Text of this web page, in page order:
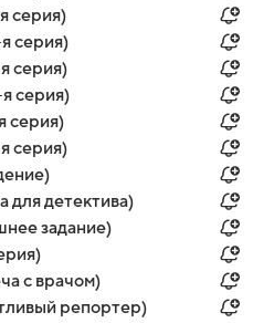
серия)
серия)
серия)
серия)
серия)
серия)
для детектива)
задание)
с врачом)
репортер)